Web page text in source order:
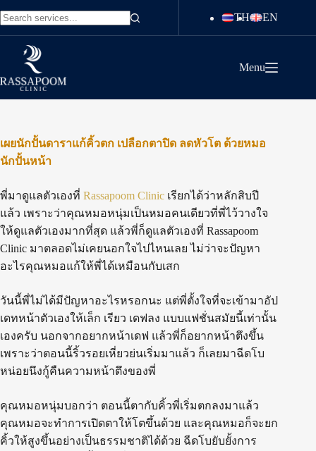
to
results
TH EN
Menu
เผยนักปั้นดาราแก้คิ้วตก เปลือกตาปิด ลดหัวโต ด้วยหมอ
นักปั้นหน้า
พี่มาดูแลตัวเองที่ Rassapoom Clinic เรียกได้ว่าหลักสิบปี
แล้ว เพราะว่าคุณหมอหนุ่มเป็นหมอคนเดียวที่พี่ไว้วางใจ
ให้ดูแลตัวเองมากที่สุด แล้วพี่ก็ดูแลตัวเองที่ Rassapoom
Clinic มาตลอดไม่เคยนอกใจไปไหนเลย ไม่ว่าจะปัญหา
อะไรคุณหมอแก้ให้พี่ได้เหมือนกับเสก
วันนี้พี่ไม่ได้มีปัญหาอะไรหรอกนะ แต่พี่ตั้งใจที่จะเข้ามาอัป
เดทหน้าตัวเองให้เล็ก เรียว เดฟลง แบบแฟชั่นสมัยนี้เท่านั้น
เองครับ นอกจากอยากหน้าเดฟ แล้วพี่ก็อยากหน้าตึงขึ้น
เพราะว่าตอนนี้ริ้วรอยเหี่ยวย่นเริ่มมาแล้ว ก็เลยมาฉีดโบ
หน่อยนึงกู้คืนความหน้าตึงของพี่
คุณหมอหนุ่มบอกว่า ตอนนี้ตากับคิ้วพี่เริ่มตกลงมาแล้ว
คุณหมอจะทำการเปิดตาให้โตขึ้นด้วย และคุณหมอก็จะยก
คิ้วให้สูงขึ้นอย่างเป็นธรรมชาติได้ด้วย ฉีดโบยับยั้งการ